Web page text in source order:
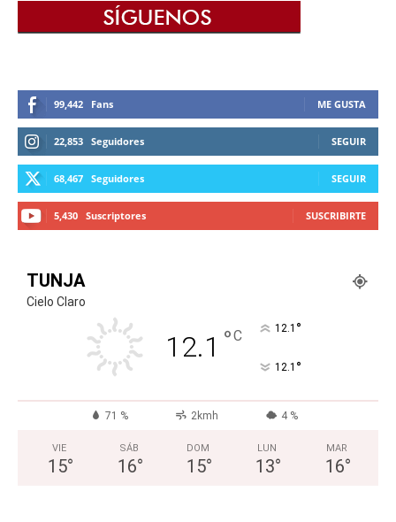
99,442 Fans ME GUSTA
22,853 Seguidores SEGUIR
68,467 Seguidores SEGUIR
5,430 Suscriptores SUSCRIBIRTE
TUNJA
Cielo Claro
12.1 °C 12.1 °
12.1 °
71 % 2kmh 4 %
VIE
15°
SÁB
16°
DOM
15°
LUN
13°
MAR
16°